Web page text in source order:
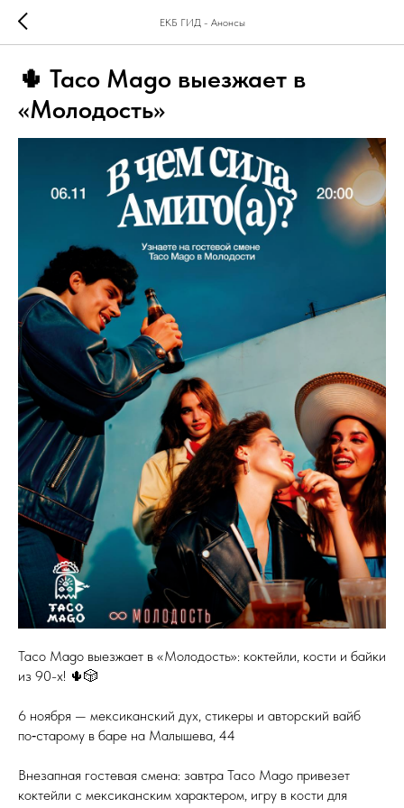
ЕКБ ГИД - Анонсы
🌵 Taco Mago выезжает в
«Молодость»
Taco Mago выезжает в «Молодость»: коктейли, кости и байки
из 90-х! 🌵🎲
6 ноября — мексиканский дух, стикеры и авторский вайб
по‑старому в баре на Малышева, 44
Внезапная гостевая смена: завтра Taco Mago привезет
коктейли с мексиканским характером, игру в кости для